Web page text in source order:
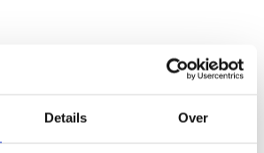
Details Over
over dit product?